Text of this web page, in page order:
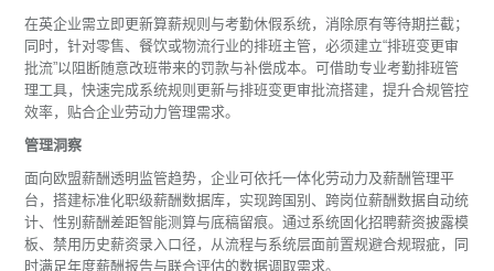
在英企业需立即更新算薪规则与考勤休假系统，消除原有等待期拦截；
同时，针对零售、餐饮或物流行业的排班主管，必须建立“排班变更审
批流”以阻断随意改班带来的罚款与补偿成本。可借助专业考勤排班管
理工具，快速完成系统规则更新与排班变更审批流搭建，提升合规管控
效率，贴合企业劳动力管理需求。
管理洞察
面向欧盟薪酬透明监管趋势，企业可依托一体化劳动力及薪酬管理平
台，搭建标准化职级薪酬数据库，实现跨国别、跨岗位薪酬数据自动统
计、性别薪酬差距智能测算与底稿留痕。通过系统固化招聘薪资披露模
板、禁用历史薪资录入口径，从流程与系统层面前置规避合规瑕疵，同
时满足年度薪酬报告与联合评估的数据调取需求。